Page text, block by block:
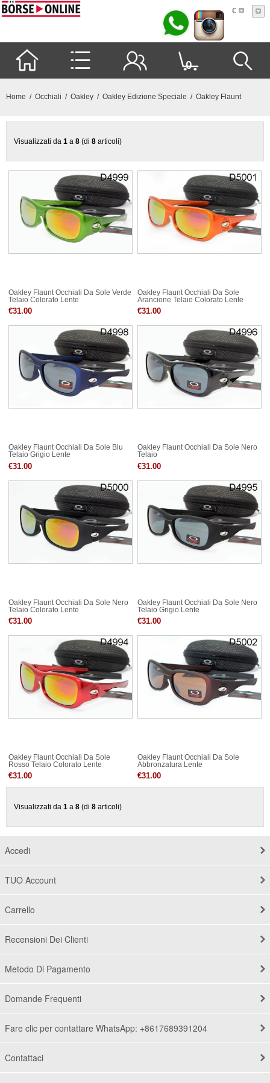
€
0
Home / Occhiali / Oakley / Oakley Edizione Speciale / Oakley Flaunt
Visualizzati da 1 a 8 (di 8 articoli)
Oakley Flaunt Occhiali Da Sole Verde
Telaio Colorato Lente
€31.00
Oakley Flaunt Occhiali Da Sole
Arancione Telaio Colorato Lente
€31.00
Oakley Flaunt Occhiali Da Sole Blu
Telaio Grigio Lente
€31.00
Oakley Flaunt Occhiali Da Sole Nero
Telaio
€31.00
Oakley Flaunt Occhiali Da Sole Nero
Telaio Colorato Lente
€31.00
Oakley Flaunt Occhiali Da Sole Nero
Telaio Grigio Lente
€31.00
Oakley Flaunt Occhiali Da Sole
Rosso Telaio Colorato Lente
€31.00
Oakley Flaunt Occhiali Da Sole
Abbronzatura Lente
€31.00
Visualizzati da 1 a 8 (di 8 articoli)
Accedi
TUO Account
Carrello
Recensioni Dei Clienti
Metodo Di Pagamento
Domande Frequenti
Fare clic per contattare WhatsApp: +8617689391204
Contattaci